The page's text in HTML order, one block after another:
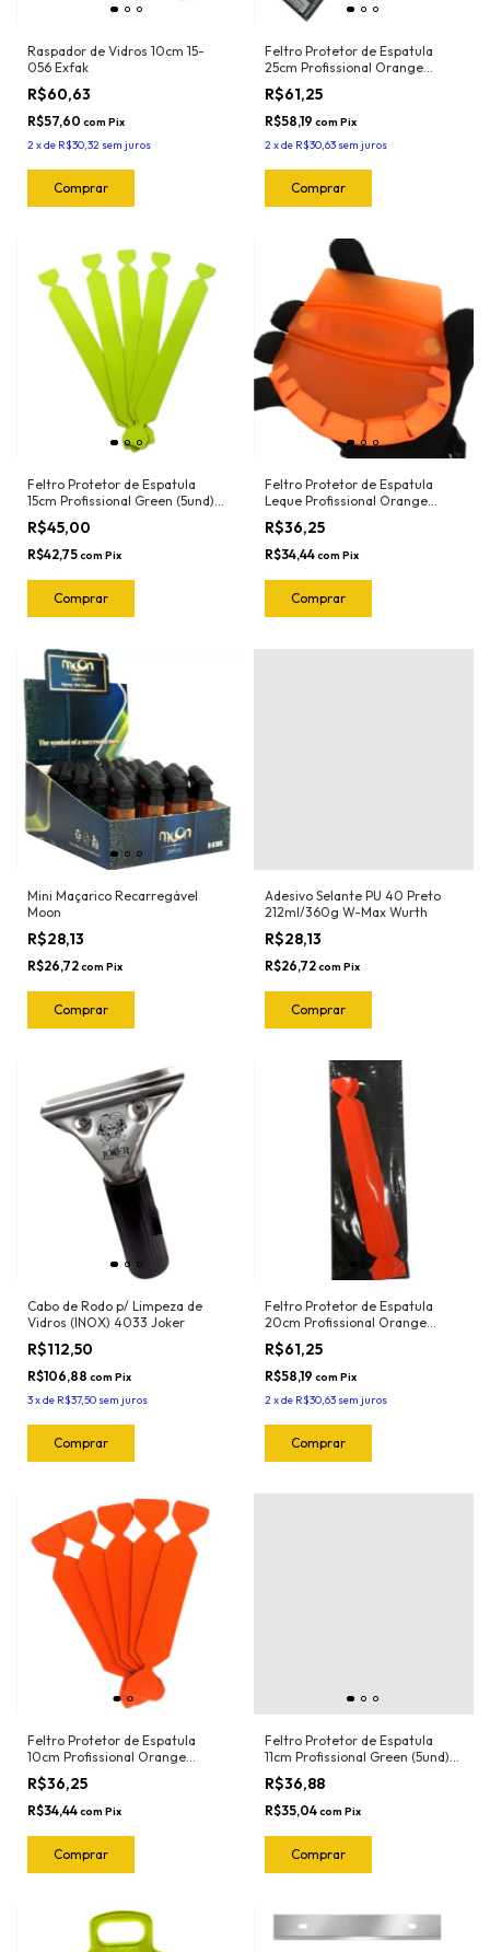
Raspador de Vidros 10cm 15-
056 Exfak
R$60,63
R$57,60 com Pix
2xde R$30,32 sem juros
Feltro Protetor de Espatula
25cm Profissional Orange
(5und) 1025.O Joker
R$61,25
R$58,19 com Pix
2xde R$30,63 sem juros
Feltro Protetor de Espatula
15cm Profissional Green (5und)
1022.G Joker
R$45,00
R$42,75com Pix
Feltro Protetor de Espatula
Leque Profissional Orange
(5und) 1023.O Joker
R$36,25
R$34,44com Pix
Mini Maçarico Recarregável
Moon
R$28,13
R$26,72com Pix
Adesivo Selante PU 40 Preto
212ml/360g W-Max Wurth
R$28,13
R$26,72com Pix
Cabo de Rodo p/ Limpeza de
Vidros (INOX) 4033 Joker
R$112,50
R$106,88 com Pix
3xde R$37,50 sem juros
Feltro Protetor de Espatula
20cm Profissional Orange
(5und) 1024.O Joker
R$61,25
R$58,19 com Pix
2xde R$30,63 sem juros
Feltro Protetor de Espatula
10cm Profissional Orange
(5und) 1020.O Joker
R$36,25
R$34,44com Pix
Feltro Protetor de Espatula
11cm Profissional Green (5und)
1018.G Joker
R$36,88
R$35,04com Pix